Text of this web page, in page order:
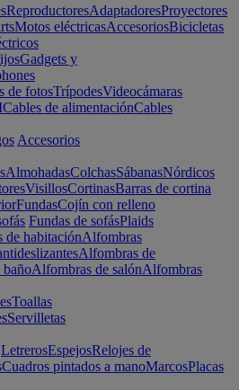
ReproductoresAdaptadoresProyectores
Motos eléctricasAccesoriosBicicletas
Gadgets y
de fotosTrípodesVideocámaras
Cables de alimentaciónCables
Accesorios
AlmohadasColchasSábanasNórdicos
VisillosCortinasBarras de cortina
FundasCojín con relleno
Fundas de sofásPlaids
de habitaciónAlfombras
Alfombras de
Alfombras de salónAlfombras
Toallas
Servilletas
LetrerosEspejosRelojes de
Cuadros pintados a manoMarcosPlacas